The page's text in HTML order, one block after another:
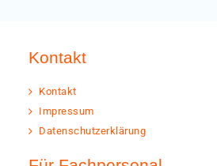
Kontakt
Kontakt
Impressum
Datenschutzerklärung